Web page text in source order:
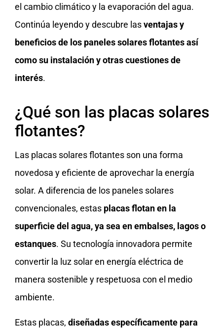
el cambio climático y la evaporación del agua.
Continúa leyendo y descubre lasventajas y
beneficios de los paneles solares flotantes así
como su instalación y otras cuestiones de
interés.
¿Qué son las placas solares
flotantes?
Las placas solares flotantes son una forma
novedosa y eficiente de aprovechar la energía
solar. A diferencia de los paneles solares
convencionales, estas placas flotan en la
superficie del agua, ya sea en embalses, lagos o
estanques. Su tecnología innovadora permite
convertir la luz solar en energía eléctrica de
manera sostenible y respetuosa con el medio
ambiente.
Estas placas, diseñadas específicamente para